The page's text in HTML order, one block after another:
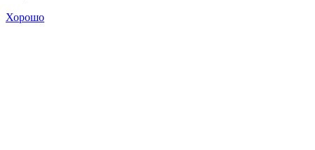
Хорошо